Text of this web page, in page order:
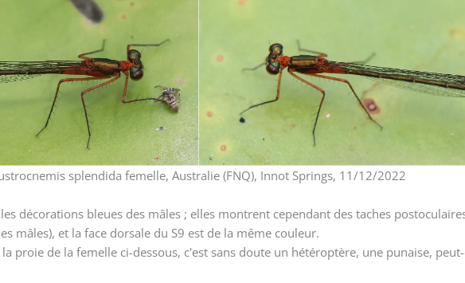
splendida femelle, Australie (FNQ), Innot Springs, 11/12/2022
décorations bleues des mâles ; elles montrent cependant des taches
mâles), et la face dorsale du S9 est de la même couleur.
proie de la femelle ci-dessous, c'est sans doute un hétéroptère, une punaise,